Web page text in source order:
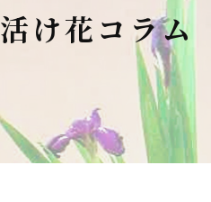
活け花コラム